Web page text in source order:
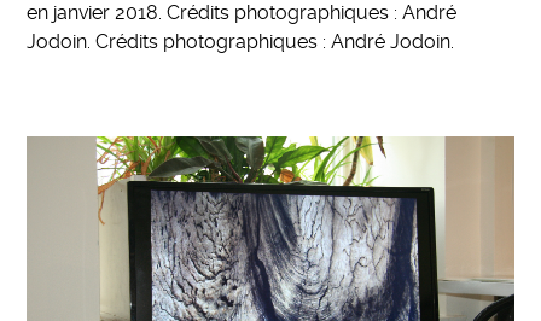
en janvier 2018. Crédits photographiques : André
Jodoin. Crédits photographiques : André Jodoin.